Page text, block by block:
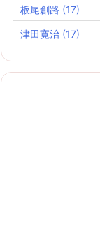
板尾創路 (17)
津田寛治 (17)